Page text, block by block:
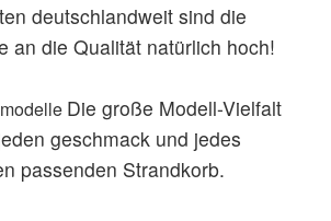
deutschlandweit sind die
an die Qualität natürlich hoch!
Die große Modell-Vielfalt
geschmack und jedes
passenden Strandkorb.